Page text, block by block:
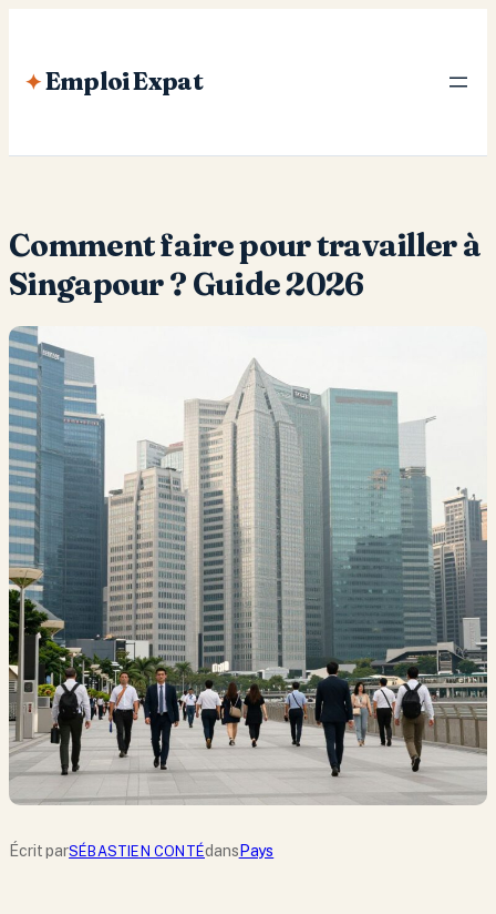
contenuEmploi Expat
Comment faire pour travailler à
Singapour ? Guide 2026
Écrit parSÉBASTIEN CONTÉdans Pays